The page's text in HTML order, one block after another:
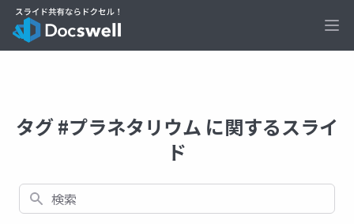
タグ #プラネタリウム に関するスライ
ド
検索